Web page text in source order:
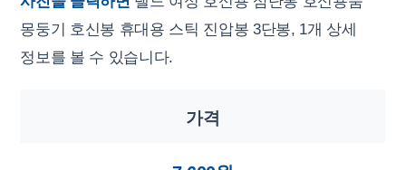
몽둥기 호신봉 휴대용 스틱 진압봉 3단봉, 1개 상세
정보를 볼 수 있습니다.
가격